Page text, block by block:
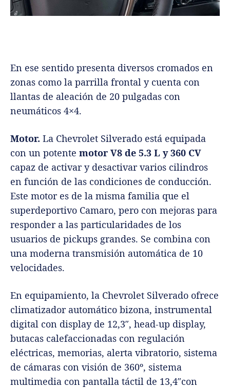
En ese sentido presenta diversos cromados en
zonas como la parrilla frontal y cuenta con
llantas de aleación de 20 pulgadas con
neumáticos 4×4.
Motor. La Chevrolet Silverado está equipada
con un potente motor V8 de 5.3 L y 360 CV
capaz de activar y desactivar varios cilindros
en función de las condiciones de conducción.
Este motor es de la misma familia que el
superdeportivo Camaro, pero con mejoras para
responder a las particularidades de los
usuarios de pickups grandes. Se combina con
una moderna transmisión automática de 10
velocidades.
En equipamiento, la Chevrolet Silverado ofrece
climatizador automático bizona, instrumental
digital con display de 12,3″, head-up display,
butacas calefaccionadas con regulación
eléctricas, memorias, alerta vibratorio, sistema
de cámaras con visión de 360º, sistema
multimedia con pantalla táctil de 13,4″con